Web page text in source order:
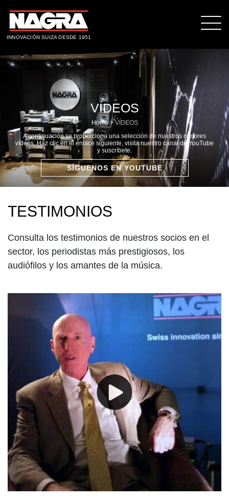
INNOVACIÓN SUIZA DESDE 1951
VÍDEOS
Home>VÍDEOS
A continuación se proporciona una selección de nuestros mejores
vídeos. Haz clic en el enlace siguiente, visita nuestro canal de YouTube
y suscríbete.
SÍGUENOS EN YOUTUBE
TESTIMONIOS
Consulta los testimonios de nuestros socios en el
sector, los periodistas más prestigiosos, los
audiófilos y los amantes de la música.